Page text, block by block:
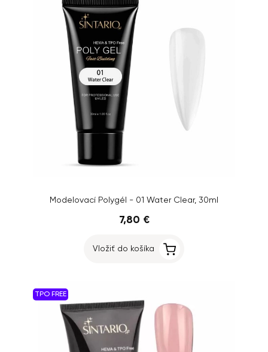
Modelovací Polygél - 01 Water Clear, 30ml
7,80 €
Vložiť do košíka
TPO FREE